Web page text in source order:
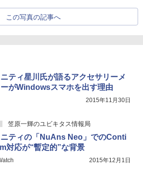
この写真の記事へ
ニティ星川氏が語るアクセサリーメ
がWindowsスマホを出す理由
2015年11月30日
笠原一輝のユビキタス情報局
ニティの「NuAns Neo」でのConti
対応が“暫定的”な背景
2015年12月1日